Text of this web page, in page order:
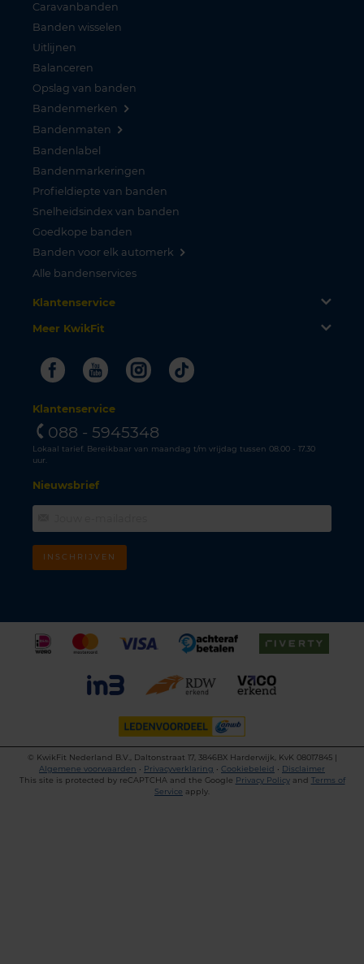
Caravanbanden
Banden wisselen
Uitlijnen
Balanceren
Opslag van banden
Bandenmerken
Bandenmaten
Bandenlabel
Bandenmarkeringen
Profieldiepte van banden
Snelheidsindex van banden
Goedkope banden
Banden voor elk automerk
Alle bandenservices
Klantenservice
Meer KwikFit
FacebookYoutubeInstagram
Tiktok
Klantenservice
088 - 5945348
Lokaal tarief. Bereikbaar van maandag t/m vrijdag tussen 08.00 - 17.30
uur.
Nieuwsbrief
INSCHRIJVEN
©
KwikFit Nederland B.V., Daltonstraat 17, 3846BX Harderwijk, KvK 08017845 |
Algemene voorwaarden • Privacyverklaring • Cookiebeleid • Disclaimer
This site is protected by reCAPTCHA and the Google Privacy Policyand Terms of
Service apply.